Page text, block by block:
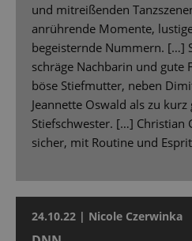
und mitreißenden
anrührende Momente,
begeisternde Nummern. […]
schräge Nachbarin und gute
böse Stiefmutter, neben
Jeannette Oswald als zu
Stiefschwester. […] Christian
sicher, mit Routine und
24.10.22 | Nicole Czerwinka